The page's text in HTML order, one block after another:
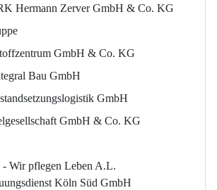
Hermann Zerver GmbH & Co. KG
GmbH & Co. KG
Bau GmbH
GmbH
GmbH & Co. KG
- Wir pflegen Leben A.L.
Köln Süd GmbH